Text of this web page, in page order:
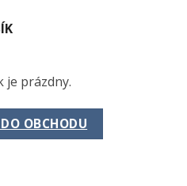
je prázdny.
OBCHODU